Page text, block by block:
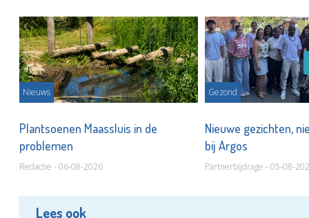
Nieuws
Plantsoenen Maassluis in de
problemen
Redactie - 06-08-2026
Gezond
Nieuwe gezichten,
bij Argos
Partnerbijdrage - 05-08-
Lees ook